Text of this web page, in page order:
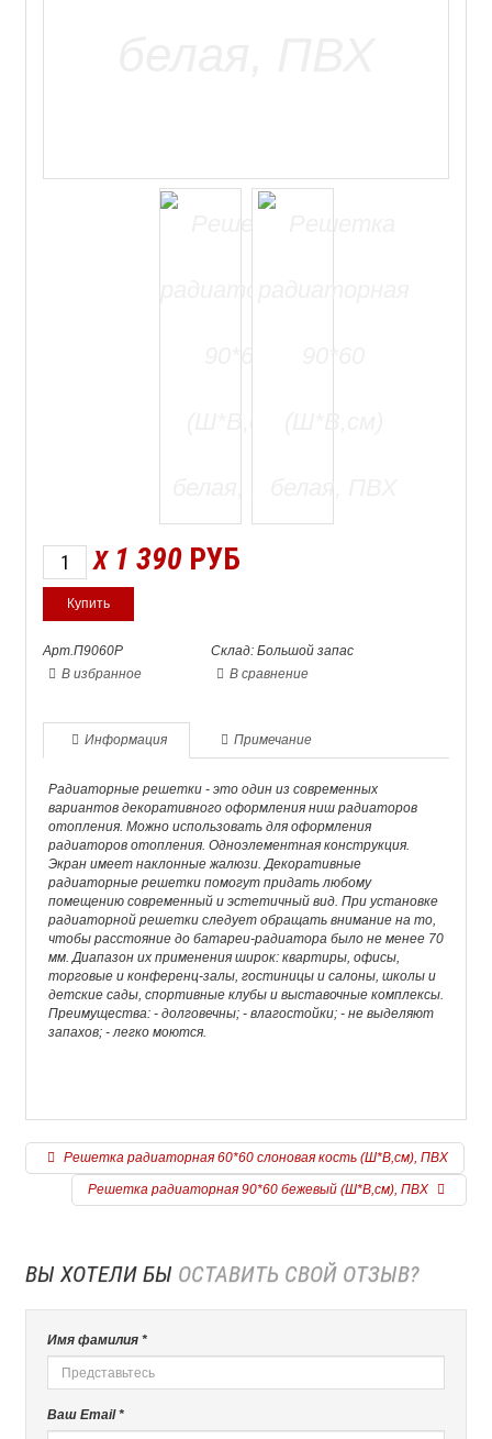
X 1 390 РУБ
Арт.П9060Р
Склад: Большой запас
В избранное
В сравнение
Информация Примечание
Радиаторные решетки - это один из современных
вариантов декоративного оформления ниш радиаторов
отопления. Можно использовать для оформления
радиаторов отопления. Одноэлементная конструкция.
Экран имеет наклонные жалюзи. Декоративные
радиаторные решетки помогут придать любому
помещению современный и эстетичный вид. При установке
радиаторной решетки следует обращать внимание на то,
чтобы расстояние до батареи-радиатора было не менее 70
мм. Диапазон их применения широк: квартиры, офисы,
торговые и конференц-залы, гостиницы и салоны, школы и
детские сады, спортивные клубы и выставочные комплексы.
Преимущества: - долговечны; - влагостойки; - не выделяют
запахов; - легко моются.
Решетка радиаторная 60*60 слоновая кость (Ш*В,см), ПВХ
Решетка радиаторная 90*60 бежевый (Ш*В,см), ПВХ
ВЫ ХОТЕЛИ БЫ ОСТАВИТЬ СВОЙ ОТЗЫВ?
Имя фамилия *
Ваш Email *